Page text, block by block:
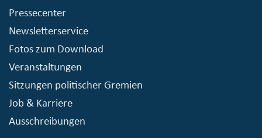
Pressecenter
Newsletterservice
Fotos zum Download
Veranstaltungen
Sitzungen politischer Gremien
Job & Karriere
Ausschreibungen